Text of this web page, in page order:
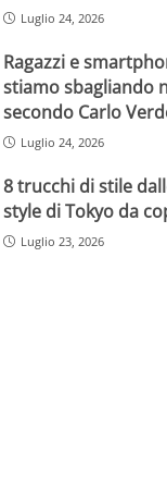
Luglio 24, 2026
Ragazzi e
stiamo sbagliando
secondo Carlo
Luglio 24, 2026
8 trucchi di stile
style di Tokyo da
Luglio 23, 2026